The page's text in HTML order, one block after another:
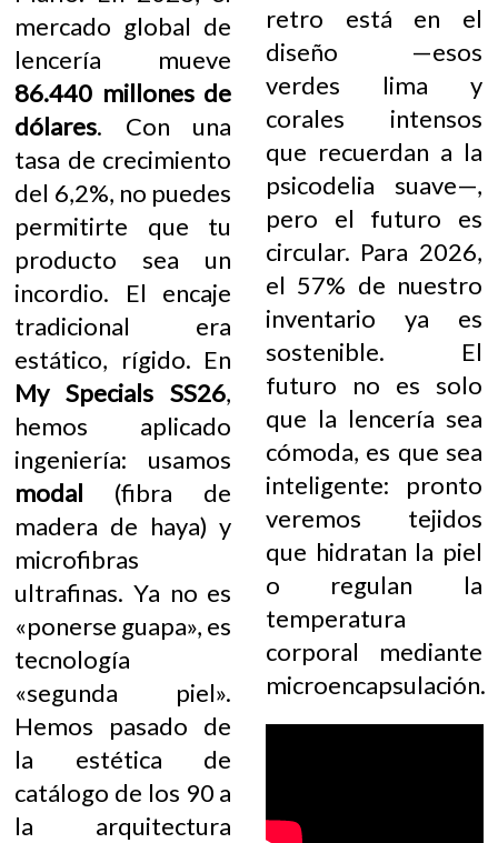
mercado global de
lencería mueve
86.440 millones de
dólares. Con una
tasa de crecimiento
del 6,2%, no puedes
permitirte que tu
producto sea un
incordio. El encaje
tradicional era
estático, rígido. En
My Specials SS26,
hemos aplicado
ingeniería: usamos
modal (fibra de
madera de haya) y
microfibras
ultrafinas. Ya no es
«ponerse guapa», es
tecnología
«segunda piel».
Hemos pasado de
la estética de
catálogo de los 90 a
la arquitectura
retro está en el
diseño —esos
verdes lima y
corales intensos
que recuerdan a la
psicodelia suave—,
pero el futuro es
circular. Para 2026,
el 57% de nuestro
inventario ya es
sostenible. El
futuro no es solo
que la lencería sea
cómoda, es que sea
inteligente: pronto
veremos tejidos
que hidratan la piel
o regulan la
temperatura
corporal mediante
microencapsulación.